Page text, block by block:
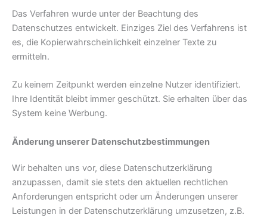
Das Verfahren wurde unter der Beachtung des
Datenschutzes entwickelt. Einziges Ziel des Verfahrens ist
es, die Kopierwahrscheinlichkeit einzelner Texte zu
ermitteln.
Zu keinem Zeitpunkt werden einzelne Nutzer identifiziert.
Ihre Identität bleibt immer geschützt. Sie erhalten über das
System keine Werbung.
Änderung unserer Datenschutzbestimmungen
Wir behalten uns vor, diese Datenschutzerklärung
anzupassen, damit sie stets den aktuellen rechtlichen
Anforderungen entspricht oder um Änderungen unserer
Leistungen in der Datenschutzerklärung umzusetzen, z.B.